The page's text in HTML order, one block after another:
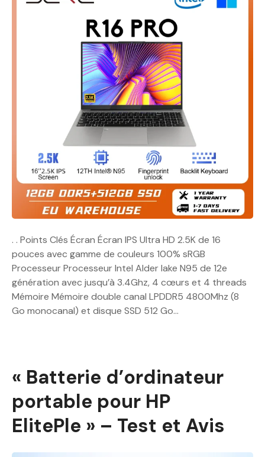
. . Points Clés Écran Écran IPS Ultra HD 2.5K de 16
pouces avec gamme de couleurs 100% sRGB
Processeur Processeur Intel Alder lake N95 de 12e
génération avec jusqu’à 3.4Ghz, 4 cœurs et 4 threads
Mémoire Mémoire double canal LPDDR5 4800Mhz (8
Go monocanal) et disque SSD 512 Go…
« Batterie d’ordinateur
portable pour HP
ElitePle » – Test et Avis